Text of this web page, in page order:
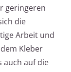
geringeren
die
Arbeit und
Kleber
auch auf die